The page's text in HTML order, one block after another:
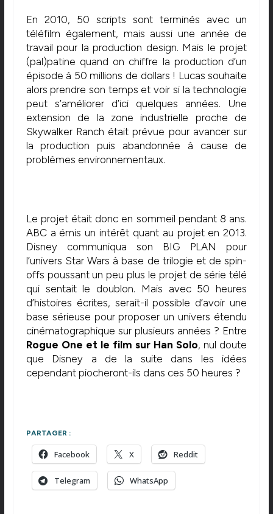
En 2010, 50 scripts sont terminés avec un
téléfilm également, mais aussi une année de
travail pour la production design. Mais le projet
(pal)patine quand on chiffre la production d’un
épisode à 50 millions de dollars ! Lucas souhaite
alors prendre son temps et voir si la technologie
peut s’améliorer d’ici quelques années. Une
extension de la zone industrielle proche de
Skywalker Ranch était prévue pour avancer sur
la production puis abandonnée à cause de
problèmes environnementaux.
Le projet était donc en sommeil pendant 8 ans.
ABC a émis un intérêt quant au projet en 2013.
Disney communiqua son BIG PLAN pour
l’univers Star Wars à base de trilogie et de spin-
offs poussant un peu plus le projet de série télé
qui sentait le doublon. Mais avec 50 heures
d’histoires écrites, serait-il possible d’avoir une
base sérieuse pour proposer un univers étendu
cinématographique sur plusieurs années ? Entre
Rogue One et le film sur Han Solo, nul doute
que Disney a de la suite dans les idées
cependant piocheront-ils dans ces 50 heures ?
PARTAGER :
Facebook X Reddit
Telegram WhatsApp